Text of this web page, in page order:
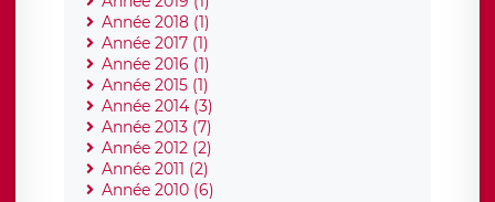
Année 2018 (1)
Année 2017 (1)
Année 2016 (1)
Année 2015 (1)
Année 2014 (3)
Année 2013 (7)
Année 2012 (2)
Année 2011 (2)
Année 2010 (6)